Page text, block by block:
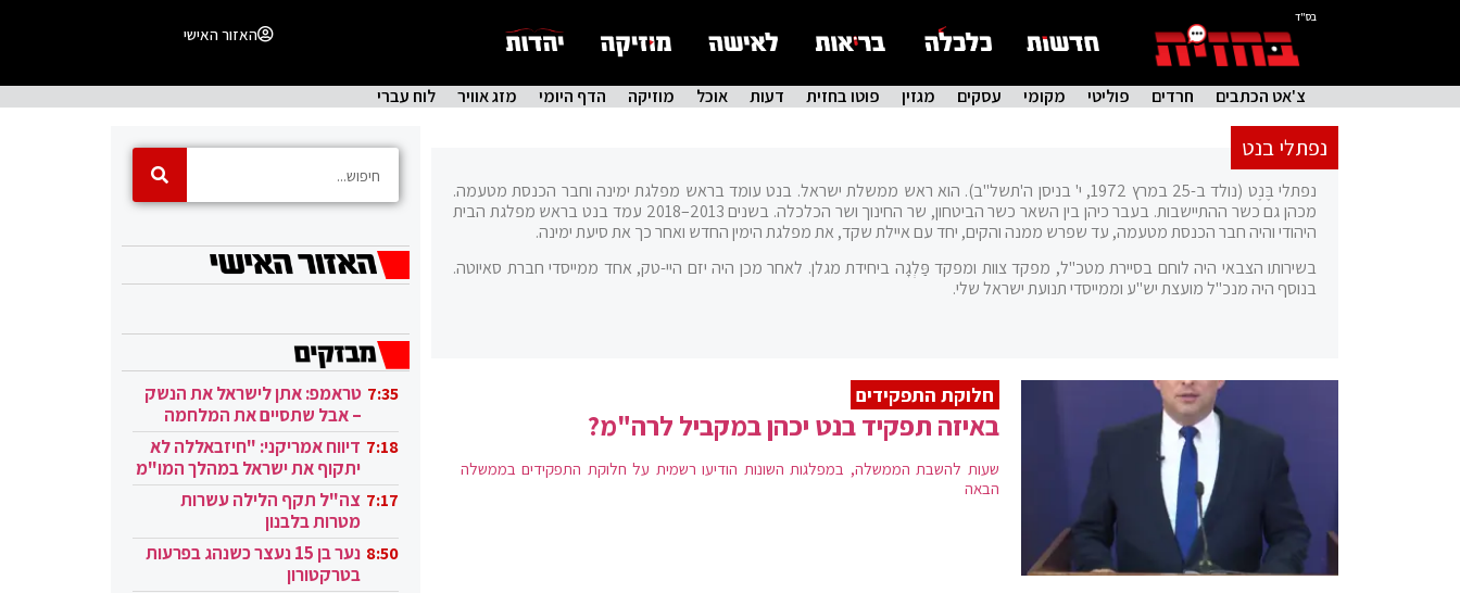
בס"ד
האזור האישי
צ'אט הכתבים חרדים פוליטי מקומי עסקים מגזין פוטו בחזית דעות אוכל מוזיקה הדף היומי מזג אוויר לוח עברי
נפתלי בנט
נפתלי בֶּנֶט (נולד ב-25 במרץ 1972, י' בניסן ה'תשל"ב). הוא ראש ממשלת ישראל. בנט עומד בראש מפלגת ימינה וחבר הכנסת מטעמה.
מכהן גם כשר ההתיישבות. בעבר כיהן בין השאר כשר הביטחון, שר החינוך ושר הכלכלה. בשנים 2013–2018 עמד בנט בראש מפלגת הבית
היהודי והיה חבר הכנסת מטעמה, עד שפרש ממנה והקים, יחד עם איילת שקד, את מפלגת הימין החדש ואחר כך את סיעת ימינה.
בשירותו הצבאי היה לוחם בסיירת מטכ"ל, מפקד צוות ומפקד פַּלְגָה ביחידת מגלן. לאחר מכן היה יזם היי-טק, אחד ממייסדי חברת סאיוטה.
בנוסף היה מנכ"ל מועצת יש"ע וממייסדי תנועת ישראל שלי.
חלוקת התפקידים
באיזה תפקיד בנט יכהן במקביל לרה"מ?
שעות להשבת הממשלה, במפלגות השונות הודיעו רשמית על חלוקת התפקידים בממשלה
הבאה
7:35 טראמפ: אתן לישראל את הנשק
– אבל שתסיים את המלחמה
בעזה 7:18 דיווח אמריקני: "חיזבאללה לא
יתקוף את ישראל במהלך המו"מ
בקטאר" 7:17 צה"ל תקף הלילה עשרות
מטרות בלבנון
8:50
נער בן 15 נעצר כשנהג בפרעות
בטרקטורון